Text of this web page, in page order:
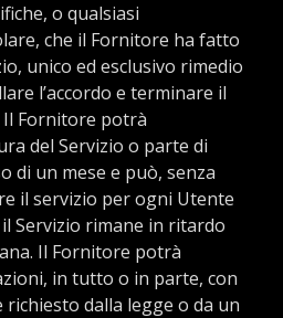
o qualsiasi
che il Fornitore ha fatto
unico ed esclusivo rimedio
l’accordo e terminare il
Il Fornitore potrà
del Servizio o parte di
di un mese e può, senza
il servizio per ogni Utente
Servizio rimane in ritardo
Il Fornitore potrà
in tutto o in parte, con
dalla legge o da un